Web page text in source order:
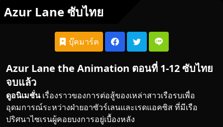
Azur Lane ซับไทย
บุ๊คมาร์ค
Azur Lane the Animation ตอนที่ 1-12 ซับไทย
จบแล้ว
ดูอนิเมชั่นเรื่องราวของการต่อสู้ของเหล่าสาวเรือรบเพื่อ
อุดมการณ์ระหว่างฝ่ายอาซัวร์เลนและเรดแอคซิส ที่มีเรือ
ปริศนาไซเรนผู้คอยบงการอยู่เบื้องหลัง